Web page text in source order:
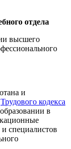
отдела
высшего
и
Трудового кодекса
в
специалистов